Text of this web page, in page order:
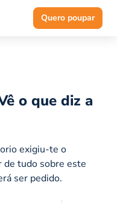
Quero poupar
o que diz a
exigiu-te o
de tudo sobre este
ser pedido.